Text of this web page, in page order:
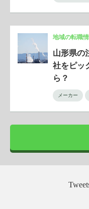
地域の転職
山形県の
社をピッ
ら？
メーカー